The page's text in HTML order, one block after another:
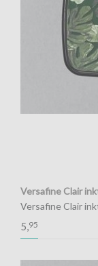
Versafine Clair
Versafine Clair
Pigment inkt voor
5,95